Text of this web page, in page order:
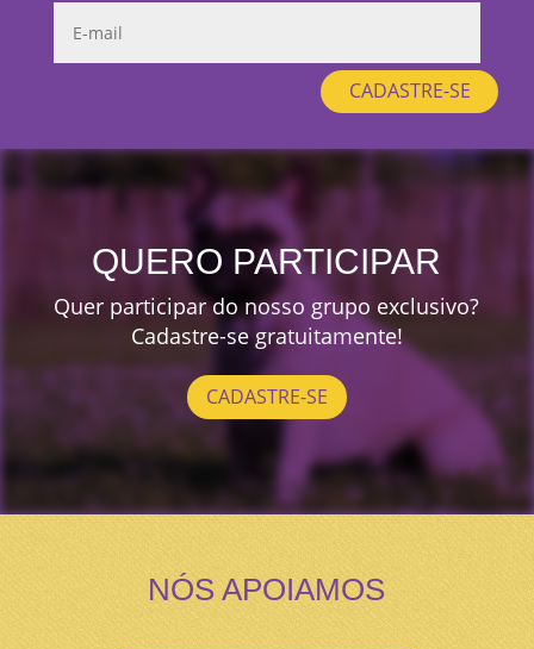
CADASTRE-SE
QUERO PARTICIPAR
Quer participar do nosso grupo exclusivo?
Cadastre-se gratuitamente!
CADASTRE-SE
NÓS APOIAMOS